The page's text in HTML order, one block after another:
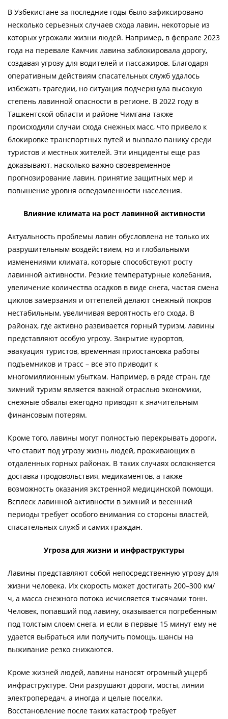
В Узбекистане за последние годы было зафиксировано
несколько серьезных случаев схода лавин, некоторые из
которых угрожали жизни людей. Например, в феврале 2023
года на перевале Камчик лавина заблокировала дорогу,
создавая угрозу для водителей и пассажиров. Благодаря
оперативным действиям спасательных служб удалось
избежать трагедии, но ситуация подчеркнула высокую
степень лавинной опасности в регионе. В 2022 году в
Ташкентской области и районе Чимгана также
происходили случаи схода снежных масс, что привело к
блокировке транспортных путей и вызвало панику среди
туристов и местных жителей. Эти инциденты еще раз
доказывают, насколько важно своевременное
прогнозирование лавин, принятие защитных мер и
повышение уровня осведомленности населения.
Влияние климата на рост лавинной активности
Актуальность проблемы лавин обусловлена не только их
разрушительным воздействием, но и глобальными
изменениями климата, которые способствуют росту
лавинной активности. Резкие температурные колебания,
увеличение количества осадков в виде снега, частая смена
циклов замерзания и оттепелей делают снежный покров
нестабильным, увеличивая вероятность его схода. В
районах, где активно развивается горный туризм, лавины
представляют особую угрозу. Закрытие курортов,
эвакуация туристов, временная приостановка работы
подъемников и трасс – все это приводит к
многомиллионным убыткам. Например, в ряде стран, где
зимний туризм является важной отраслью экономики,
снежные обвалы ежегодно приводят к значительным
финансовым потерям.
Кроме того, лавины могут полностью перекрывать дороги,
что ставит под угрозу жизнь людей, проживающих в
отдаленных горных районах. В таких случаях осложняется
доставка продовольствия, медикаментов, а также
возможность оказания экстренной медицинской помощи.
Всплеск лавинной активности в зимний и весенний
периоды требует особого внимания со стороны властей,
спасательных служб и самих граждан.
Угроза для жизни и инфраструктуры
Лавины представляют собой непосредственную угрозу для
жизни человека. Их скорость может достигать 200–300 км/
ч, а масса снежного потока исчисляется тысячами тонн.
Человек, попавший под лавину, оказывается погребенным
под толстым слоем снега, и если в первые 15 минут ему не
удается выбраться или получить помощь, шансы на
выживание резко снижаются.
Кроме жизней людей, лавины наносят огромный ущерб
инфраструктуре. Они разрушают дороги, мосты, линии
электропередач, а иногда и целые поселки.
Восстановление после таких катастроф требует